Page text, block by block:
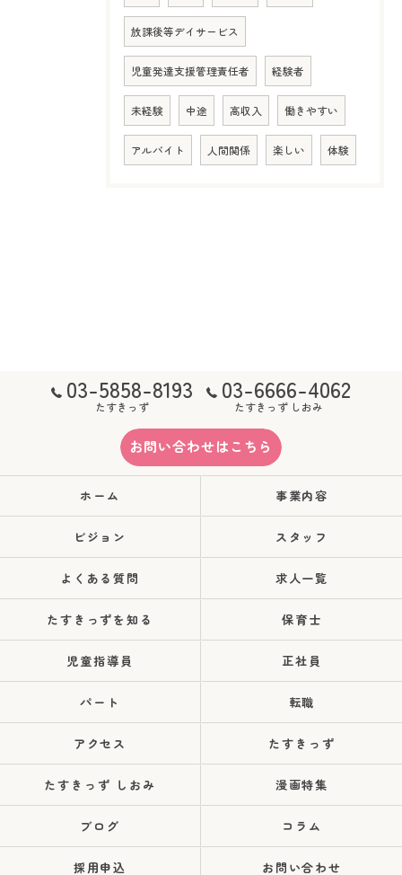
放課後等デイサービス
児童発達支援管理責任者 経験者
未経験 中途 高収入 働きやすい
アルバイト 人間関係 楽しい 体験
03-5858-8193
たすきっず
03-6666-4062
たすきっず しおみ
お問い合わせはこちら
ホーム 事業内容
ビジョン スタッフ
よくある質問 求人一覧
たすきっずを知る 保育士
児童指導員 正社員
パート 転職
アクセス たすきっず
たすきっず しおみ 漫画特集
ブログ コラム
採用申込 お問い合わせ